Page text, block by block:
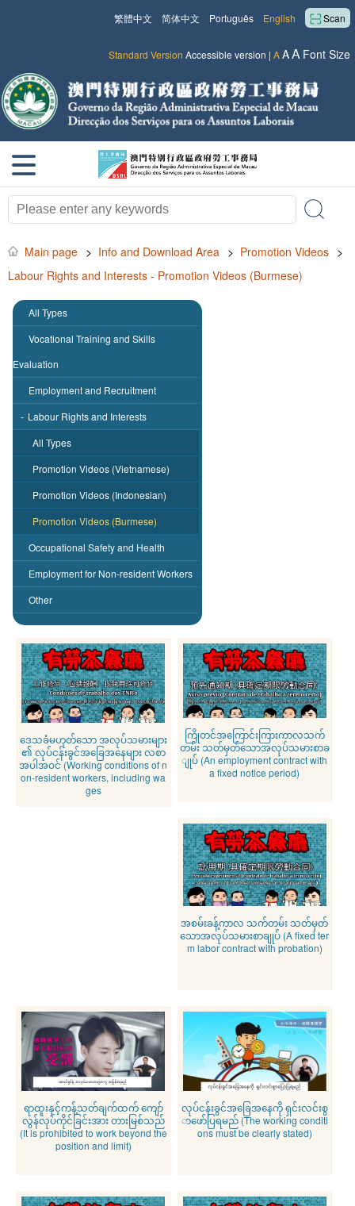
Scan
English
Português
简体中文
繁體中文
Standard Version Accessible version | AAA Font Size
Main page > Info and Download Area > Promotion Videos >
Labour Rights and Interests - Promotion Videos (Burmese)
All Types
Vocational Training and Skills
Evaluation
Employment and Recruitment
- Labour Rights and Interests
All Types
Promotion Videos (Vietnamese)
Promotion Videos (Indonesian)
Promotion Videos (Burmese)
Occupational Safety and Health
Employment for Non-resident Workers
Other
ဒေသခံမဟုတ်သော အလုပ်သမားများ
၏ လုပ်ငန်းခွင်အခြေအနေများ လစာ
အပါအဝင် (Working conditions of n
on-resident workers, including wa
ges
ကြိုတင်အကြောင်းကြားကာလသက်
တမ်း သတ်မှတ်သောအလုပ်သမားစာခ
ျုပ် (An employment contract with
a fixed notice period)
အစမ်းခန့်ကာလ သက်တမ်း သတ်မှတ်
သောအလုပ်သမားစာချုပ် (A fixed ter
m labor contract with probation)
ရာထူးနှင့်ကန့်သတ်ချက်ထက် ကျော်
လွန်လုပ်ကိုင်ခြင်းအား တားမြစ်သည်
(It is prohibited to work beyond the
position and limit)
လုပ်ငန်းခွင်အခြေအနေကို ရှင်းလင်းစွ
ာဖော်ပြရမည် (The working conditi
ons must be clearly stated)